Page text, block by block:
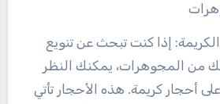
الكريمة: إذا كنت تبحث عن تنويع
من المجوهرات، يمكنك النظر
أحجار كريمة. هذه الأحجار تأتي